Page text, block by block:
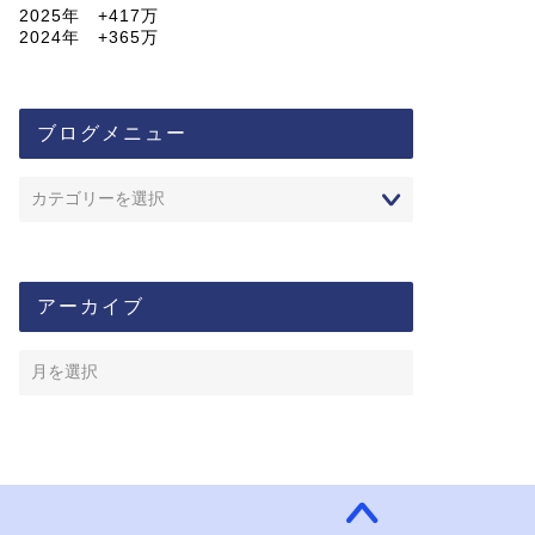
2025年 +417万
2024年 +365万
ブログメニュー
アーカイブ